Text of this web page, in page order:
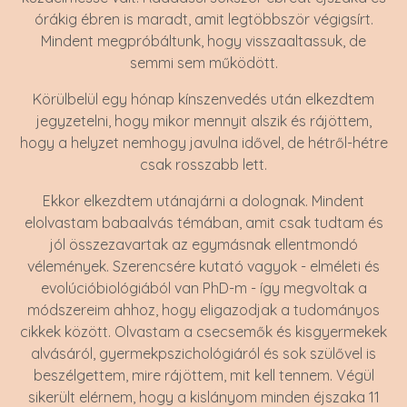
órákig ébren is maradt, amit legtöbbször végigsírt.
Mindent megpróbáltunk, hogy visszaaltassuk, de
semmi sem működött.
Körülbelül egy hónap kínszenvedés után elkezdtem
jegyzetelni, hogy mikor mennyit alszik és rájöttem,
hogy a helyzet nemhogy javulna idővel, de hétről-hétre
csak rosszabb lett.
Ekkor elkezdtem utánajárni a dolognak. Mindent
elolvastam babaalvás témában, amit csak tudtam és
jól összezavartak az egymásnak ellentmondó
vélemények. Szerencsére kutató vagyok - elméleti és
evolúcióbiológiából van PhD-m - így megvoltak a
módszereim ahhoz, hogy eligazodjak a tudományos
cikkek között. Olvastam a csecsemők és kisgyermekek
alvásáról, gyermekpszichológiáról és sok szülővel is
beszélgettem, mire rájöttem, mit kell tennem. Végül
sikerült elérnem, hogy a kislányom minden éjszaka 11